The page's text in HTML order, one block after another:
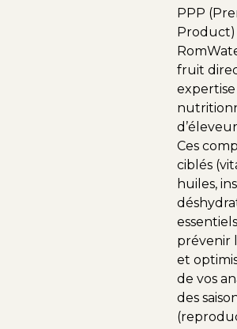
PPP
fruit
expertise
Ces
ciblés
huiles,
prévenir
et
de vos
des